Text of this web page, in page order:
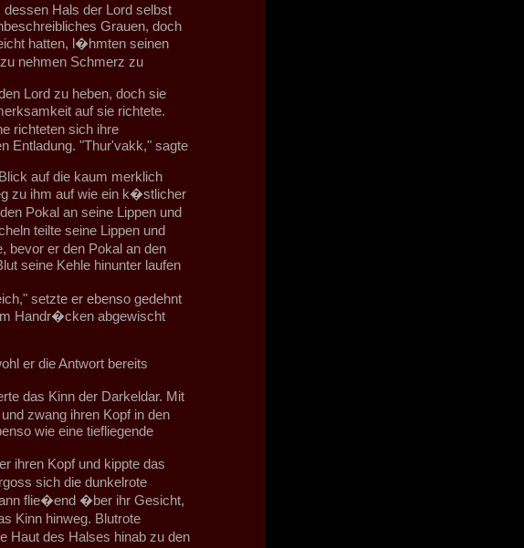
Hals der Lord selbst
Grauen, doch
hatten, l�hmten seinen
nehmen Schmerz zu
Lord zu heben, doch sie
auf sie richtete.
richteten sich ihre
Entladung. "Thur'vakk," sagte
auf die kaum merklich
zu ihm auf wie ein k�stlicher
Pokal an seine Lippen und
teilte seine Lippen und
bevor er den Pokal an den
seine Kehle hinunter laufen
setzte er ebenso gedehnt
Handr�cken abgewischt
er die Antwort bereits
das Kinn der Darkeldar. Mit
zwang ihren Kopf in den
wie eine tiefliegende
ihren Kopf und kippte das
sich die dunkelrote
flie�end �ber ihr Gesicht,
Kinn hinweg. Blutrote
Haut des Halses hinab zu den